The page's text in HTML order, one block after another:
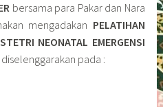
bersama para Pakar dan Nara
mengadakan PELATIHAN
NEONATAL EMERGENSI
diselenggarakan pada :